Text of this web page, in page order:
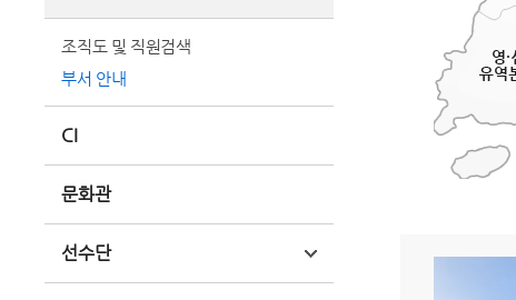
조직도 및 직원검색
부서 안내
CI
문화관
선수단